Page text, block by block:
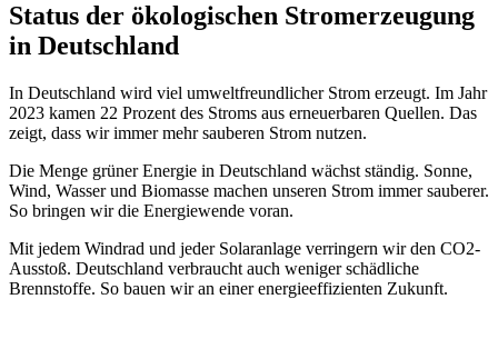
Status der ökologischen Stromerzeugung
in Deutschland
In Deutschland wird viel umweltfreundlicher Strom erzeugt. Im Jahr
2023 kamen 22 Prozent des Stroms aus erneuerbaren Quellen. Das
zeigt, dass wir immer mehr sauberen Strom nutzen.
Die Menge grüner Energie in Deutschland wächst ständig. Sonne,
Wind, Wasser und Biomasse machen unseren Strom immer sauberer.
So bringen wir die Energiewende voran.
Mit jedem Windrad und jeder Solaranlage verringern wir den CO2-
Ausstoß. Deutschland verbraucht auch weniger schädliche
Brennstoffe. So bauen wir an einer energieeffizienten Zukunft.